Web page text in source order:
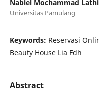
Nabiel Mochammad
Universitas Pamulang
Keywords: Reservasi
Beauty House Lia Fdh
Abstract